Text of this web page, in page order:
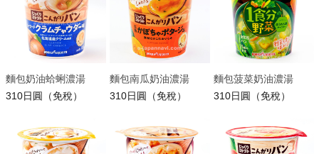
麵包奶油蛤蜊濃湯
310日圓（免稅）
麵包南瓜奶油濃湯
310日圓（免稅）
麵包菠菜奶油濃湯
310日圓（免稅）